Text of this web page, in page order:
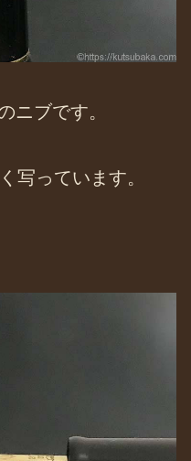
ニブです。
写っています。